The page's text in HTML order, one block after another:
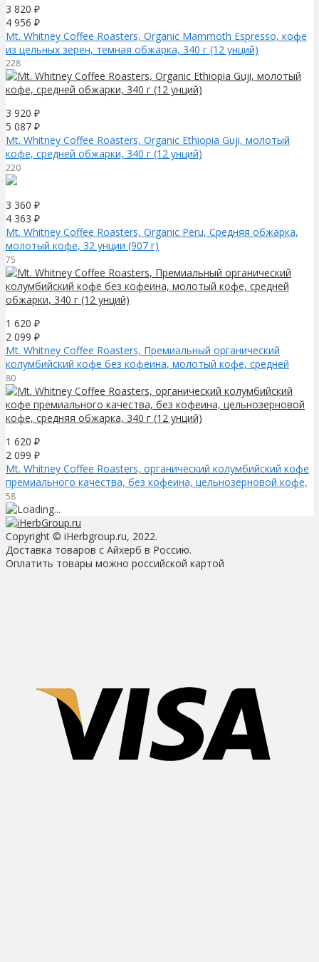
3 820 ₽
4 956 ₽
Mt. Whitney Coffee Roasters, Organic Mammoth Espresso, кофе
из цельных зерен, темная обжарка, 340 г (12 унций)
228
3 920 ₽
5 087 ₽
Mt. Whitney Coffee Roasters, Organic Ethiopia Guji, молотый
кофе, средней обжарки, 340 г (12 унций)
220
3 360 ₽
4 363 ₽
Mt. Whitney Coffee Roasters, Organic Peru, Средняя обжарка,
молотый кофе, 32 унции (907 г)
75
1 620 ₽
2 099 ₽
Mt. Whitney Coffee Roasters, Премиальный органический
колумбийский кофе без кофеина, молотый кофе, средней
обжарки, 340 г (12 унций)
80
1 620 ₽
2 099 ₽
Mt. Whitney Coffee Roasters, органический колумбийский кофе
премиального качества, без кофеина, цельнозерновой кофе,
средняя обжарка, 340 г (12 унций)
58
Copyright © iHerbgroup.ru, 2022.
Доставка товаров с Айхерб в Россию.
Оплатить товары можно российской картой